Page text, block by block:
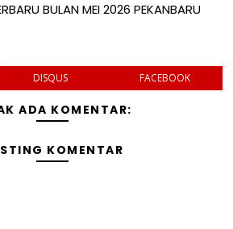
BULAN MEI 2026 PEKANBARU
DISQUS FACEBOOK
ADA KOMENTAR:
KOMENTAR